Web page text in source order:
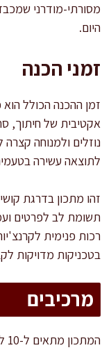
מסורתי-מודרני
היום.
זמני הכנה
אקטיבית של חיתוך,
נוזלים ולמנוחה
לתוצאה עשירה
זהו מתכון בדרגת
תשומת לב לפרטים
רכות פנימית
בטכניקות מדויקות
מרכיבים